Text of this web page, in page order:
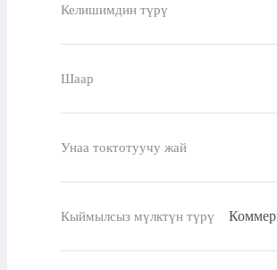
Келишимдин түрү
Шаар
Унаа токтотуучу жай
Кыймылсыз мүлктүн түрү